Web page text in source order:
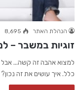
הנהלת האתר 8,695
זוגיות במשבר –
למצוא אהבה זה קשה... אבל
כלל. איך עושים את זה נכון?